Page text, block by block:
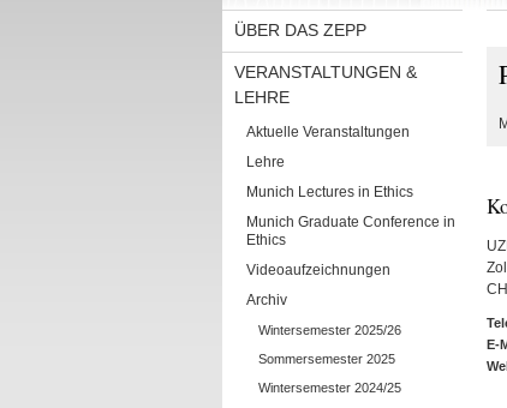
ÜBER DAS ZEPP
VERANSTALTUNGEN &
LEHRE
Aktuelle Veranstaltungen
Lehre
Munich Lectures in Ethics
Munich Graduate Conference in
Ethics
Videoaufzeichnungen
Archiv
Wintersemester 2025/26
Sommersemester 2025
Wintersemester 2024/25
E-